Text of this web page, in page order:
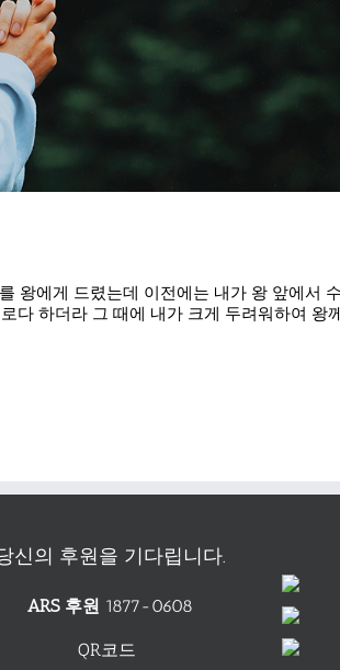
왕에게 드렸는데 이전에는 내가 왕 앞에서
다 하더라 그 때에 내가 크게 두려워하여 왕
신의 후원을 기다립니다.
ARS 후원 1877-0608
QR코드